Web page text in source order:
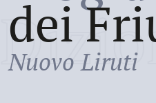
dei
Nuovo Liruti